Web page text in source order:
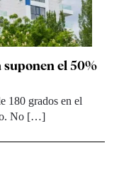
suponen el 50%
180 grados en el
No […]